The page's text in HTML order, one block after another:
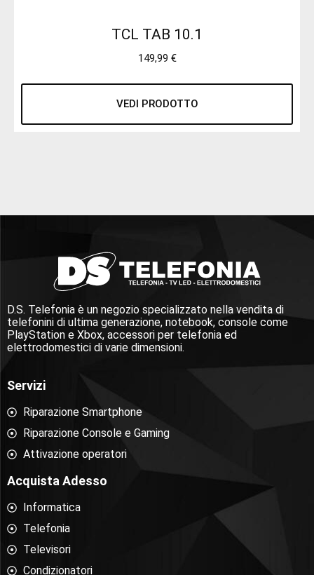
TCL TAB 10.1
149,99 €
VEDI PRODOTTO
D.S. Telefonia è un negozio specializzato nella vendita di
telefonini di ultima generazione, notebook, console come
PlayStation e Xbox, accessori per telefonia ed
elettrodomestici di varie dimensioni.
Servizi
Riparazione Smartphone
Riparazione Console e Gaming
Attivazione operatori
Acquista Adesso
Informatica
Telefonia
Televisori
Condizionatori